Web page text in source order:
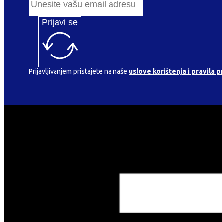
Prijavi se
Prijavljivanjem pristajete na naše uslove korištenja i pravila